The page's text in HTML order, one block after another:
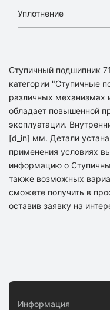
Уплотнение
Ступичный подшипник
категории "Ступичные
различных механизмах
обладает повышенной
эксплуатации.
[d_in] мм. Детали
применения условиях
информацию о
также возможных
сможете получить в
оставив заявку на
Информация